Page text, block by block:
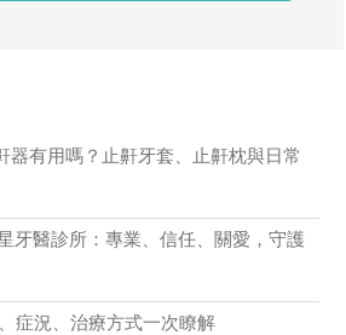
器有用嗎？止鼾牙套、止鼾枕與日常
牙醫診所：專業、信任、關愛，守護
症況、治療方式一次瞭解